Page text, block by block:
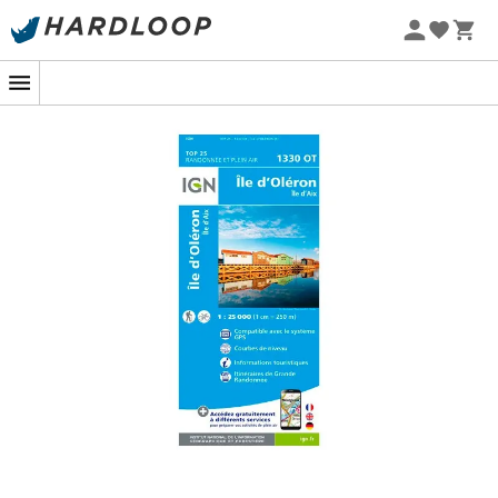
Promos d'été 🔥 -5 % EXTRA dès 2 produits* code Summer5